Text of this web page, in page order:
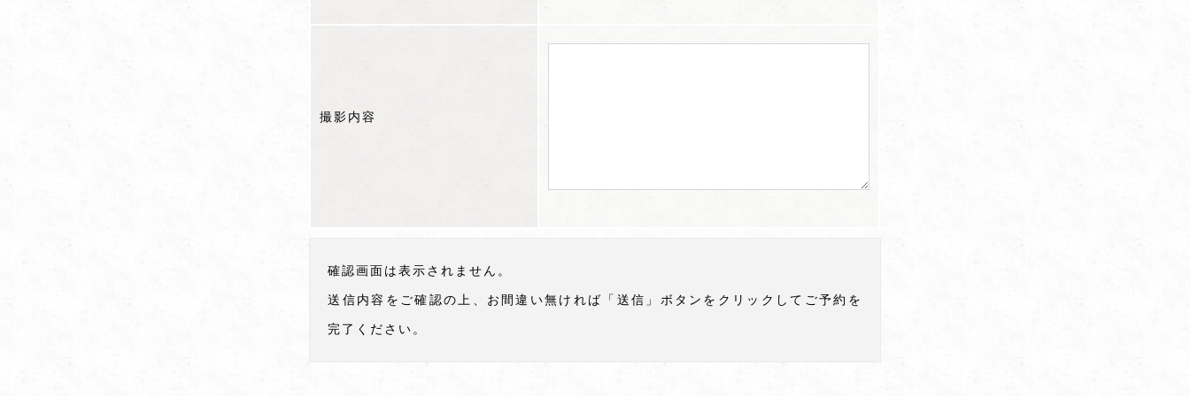
撮影内容
確認画面は表示されません。
送信内容をご確認の上、お間違い無ければ「送信」ボタンをクリックしてご予約を
完了ください。